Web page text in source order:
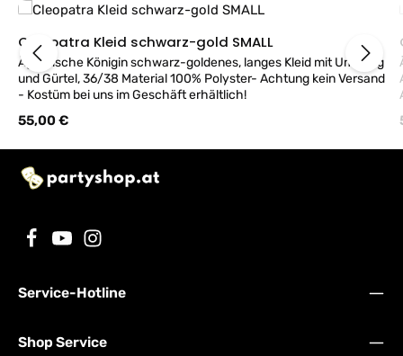
Cleopatra Kleid schwarz-gold SMALL
Ägyptische Königin schwarz-goldenes, langes Kleid mit Umhang
und Gürtel, 36/38 Material 100% Polyster- Achtung kein Versand
- Kostüm bei uns im Geschäft erhältlich!
Regulärer Preis:
55,00 €
Service-Hotline
Shop Service